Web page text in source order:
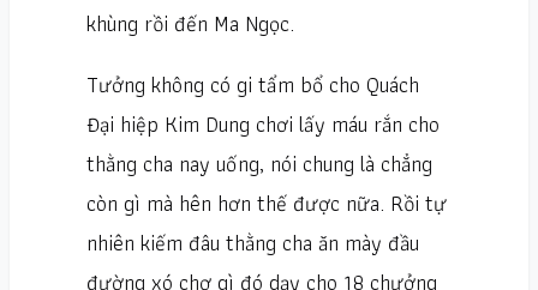
khùng rồi đến Ma Ngọc.
Tưởng không có gi tẩm bổ cho Quách
Đại hiệp Kim Dung chơi lấy máu rắn cho
thằng cha nay uống, nói chung là chẳng
còn gì mà hên hơn thế được nữa. Rồi tự
nhiên kiếm đâu thằng cha ăn mày đầu
đường xó chợ gì đó dạy cho 18 chưởng